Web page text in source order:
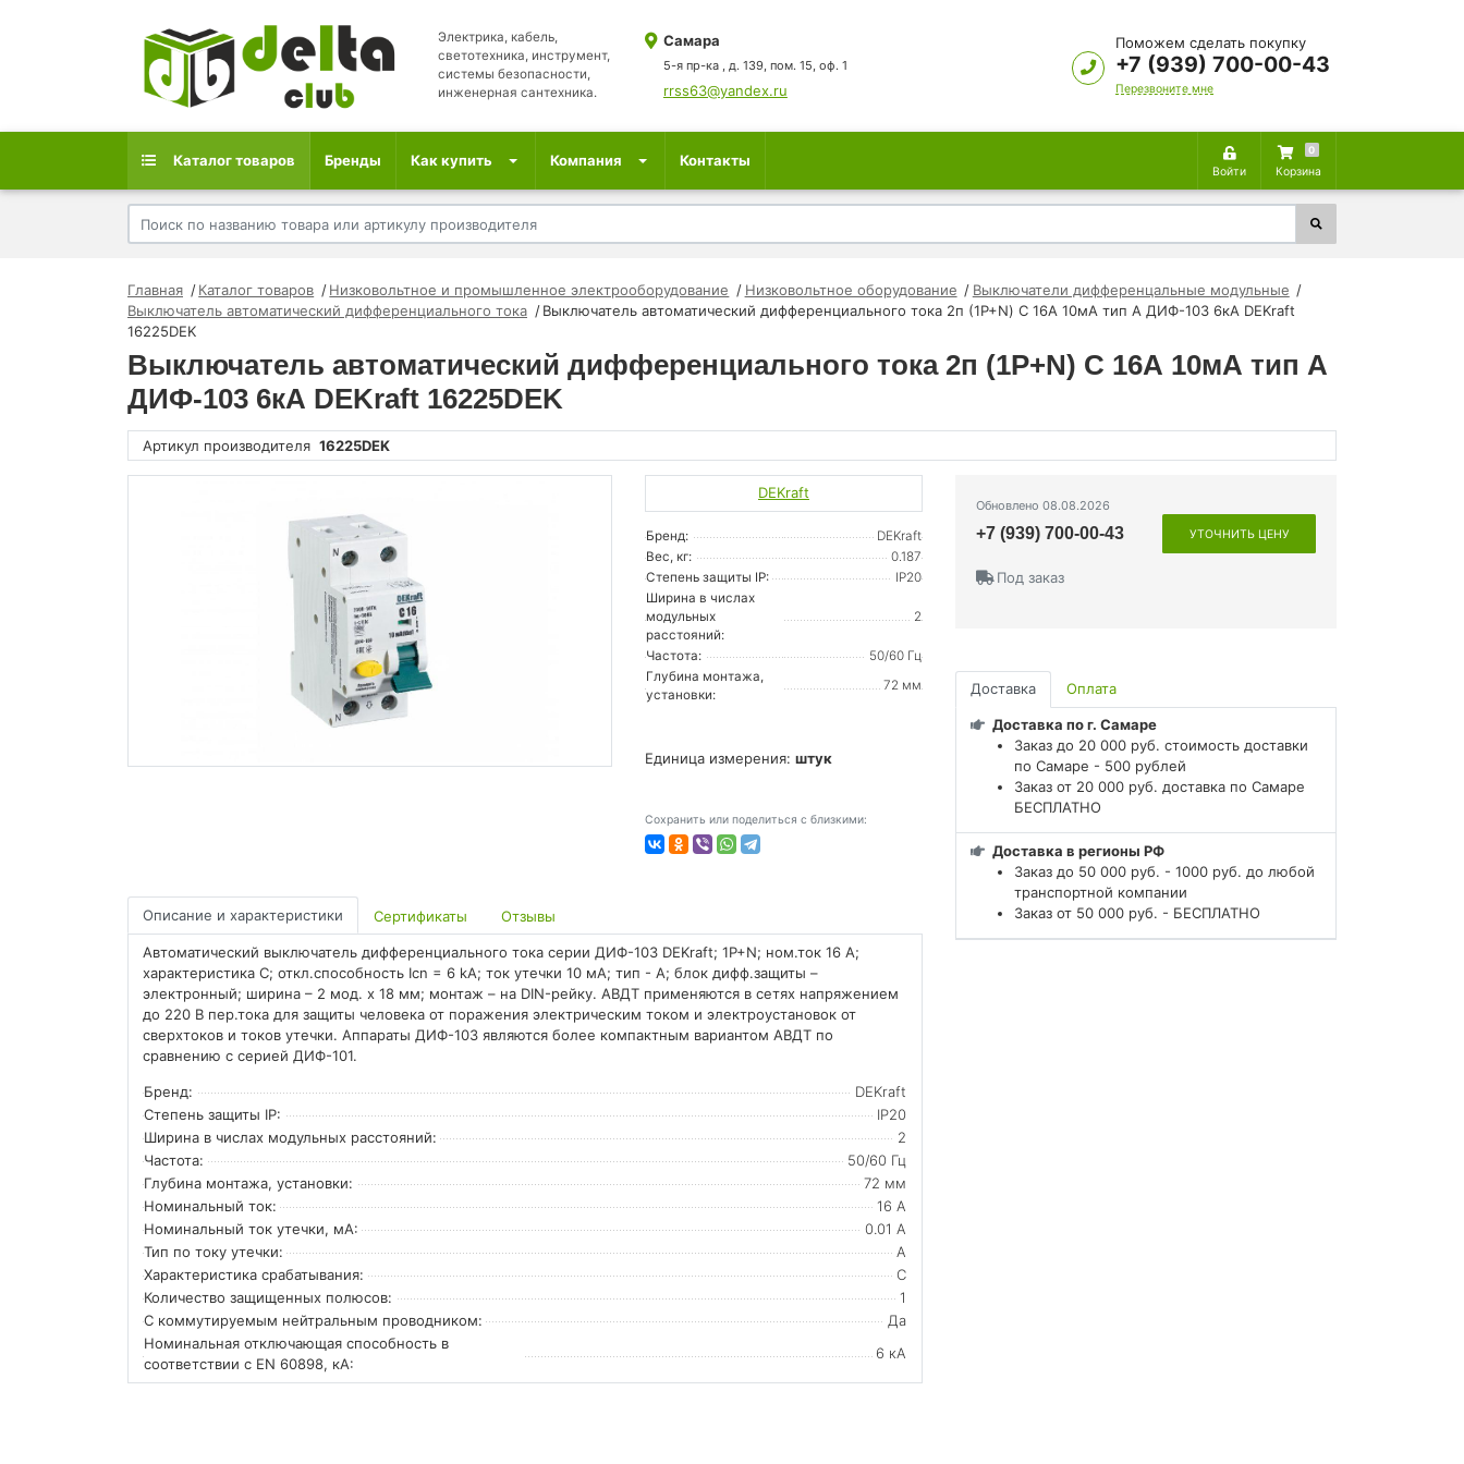
Электрика, кабель,
светотехника, инструмент,
системы безопасности,
инженерная сантехника.
Самара
5-я пр-ка , д. 139, пом. 15, оф. 1
rrss63@yandex.ru
Поможем сделать покупку
+7 (939) 700-00-43
Перезвоните мне
Каталог товаров Бренды Как купить Компания Контакты
Войти
0
Корзина
Главная Каталог товаров Низковольтное и промышленное электрооборудование Низковольтное оборудование
Выключатели дифференцальные модульные
Выключатель автоматический дифференциального тока
Выключатель автоматический дифференциального тока 2п (1P+N) C 16А 10мА тип A ДИФ-103 6кА DEKraft
16225DEK
Выключатель автоматический дифференциального тока 2п (1P+N) C 16А 10мА тип A
ДИФ-103 6кА DEKraft 16225DEK
Артикул производителя 16225DEK
DEKraft
Бренд:
DEKraft
Вес, кг:
0.187
Степень защиты IP:
IP20
Ширина в числах
модульных
расстояний:
2
Частота:
50/60 Гц
Глубина монтажа,
установки:
72 мм
Единица измерения: штук
Сохранить или поделиться с близкими:
Обновлено 08.08.2026
+7 (939) 700-00-43 УТОЧНИТЬ ЦЕНУ
Под заказ
Доставка Оплата
Доставка по г. Самаре
Заказ до 20 000 руб. стоимость доставки
по Самаре - 500 рублей
Заказ от 20 000 руб. доставка по Самаре
БЕСПЛАТНО
Доставка в регионы РФ
Заказ до 50 000 руб. - 1000 руб. до любой
транспортной компании
Заказ от 50 000 руб. - БЕСПЛАТНО
Описание и характеристики Сертификаты Отзывы
Автоматический выключатель дифференциального тока серии ДИФ-103 DEKraft; 1P+N; ном.ток 16 А;
характеристика C; откл.способность Icn = 6 kA; ток утечки 10 мА; тип - А; блок дифф.защиты –
электронный; ширина – 2 мод. х 18 мм; монтаж – на DIN-рейку. АВДТ применяются в сетях напряжением
до 220 В пер.тока для защиты человека от поражения электрическим током и электроустановок от
сверхтоков и токов утечки. Аппараты ДИФ-103 являются более компактным вариантом АВДТ по
сравнению с серией ДИФ-101.
Бренд:
DEKraft
Степень защиты IP:
IP20
Ширина в числах модульных расстояний:
2
Частота:
50/60 Гц
Глубина монтажа, установки:
72 мм
Номинальный ток:
16 А
Номинальный ток утечки, мА:
0.01 А
Тип по току утечки:
A
Характеристика срабатывания:
C
Количество защищенных полюсов:
1
С коммутируемым нейтральным проводником:
Да
Номинальная отключающая способность в
соответствии с EN 60898, кА:
6 кА